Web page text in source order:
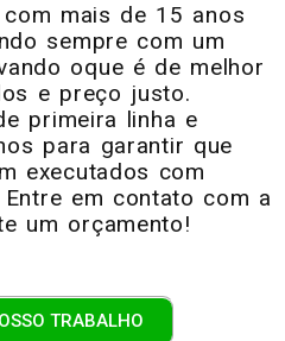
mais de 15 anos
sempre com um
oque é de melhor
e preço justo.
primeira linha e
para garantir que
executados com
em contato com a
um orçamento!
TRABALHO